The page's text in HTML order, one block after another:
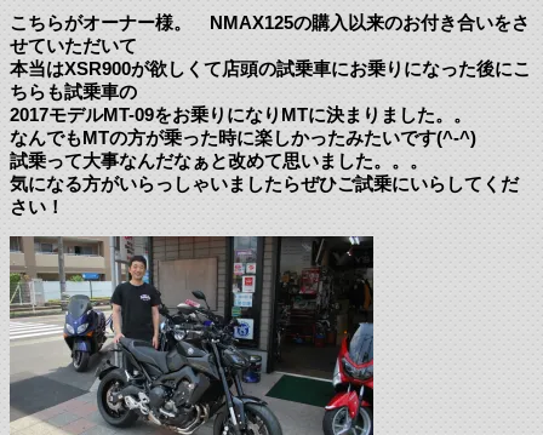
こちらがオーナー様。 NMAX125の購入以来のお付き合いをさ
せていただいて
本当はXSR900が欲しくて店頭の試乗車にお乗りになった後にこ
ちらも試乗車の
2017モデルMT-09をお乗りになりMTに決まりました。。
なんでもMTの方が乗った時に楽しかったみたいです(^-^)
試乗って大事なんだなぁと改めて思いました。。。
気になる方がいらっしゃいましたらぜひご試乗にいらしてくだ
さい！